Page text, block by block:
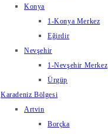
Konya
1-Konya Merkez
Eğirdir
Nevşehir
1-Nevşehir Merkez
Ürgüp
Karadeniz Bölgesi
Artvin
Borçka